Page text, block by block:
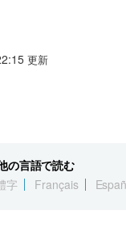
更新
の言語で読む
字 Français